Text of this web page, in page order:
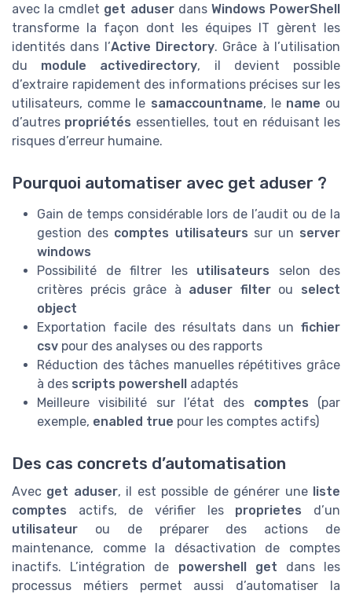
avec la cmdlet get aduserdans Windows PowerShell
transforme la façon dont les équipes IT gèrent les
identités dans l’Active Directory. Grâce à l’utilisation
du module activedirectory, il devient possible
d’extraire rapidement des informations précises sur les
utilisateurs, comme le samaccountname, le name ou
d’autres propriétés essentielles, tout en réduisant les
risques d’erreur humaine.
Pourquoi automatiser avec get aduser ?
Gain de temps considérable lors de l’audit ou de la
gestion des comptes utilisateurs sur un server
windows
Possibilité de filtrer les utilisateurs selon des
critères précis grâce à aduser filterou select
object
Exportation facile des résultats dans un fichier
csv pour des analyses ou des rapports
Réduction des tâches manuelles répétitives grâce
à des scripts powershell adaptés
Meilleure visibilité sur l’état des comptes (par
exemple, enabled true pour les comptes actifs)
Des cas concrets d’automatisation
Avec get aduser, il est possible de générer une liste
comptes actifs, de vérifier les proprietes d’un
utilisateur ou de préparer des actions de
maintenance, comme la désactivation de comptes
inactifs. L’intégration de powershell get dans les
processus métiers permet aussi d’automatiser la